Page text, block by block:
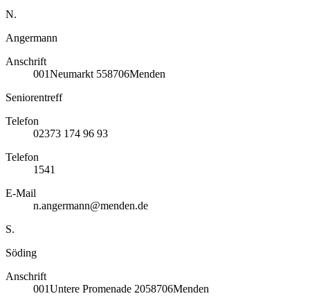
N.
Angermann
Anschrift
001Neumarkt 558706Menden
Seniorentreff
Telefon
02373 174 96 93
Telefon
1541
E-Mail
n.angermann@menden.de
S.
Söding
Anschrift
001Untere Promenade 2058706Menden